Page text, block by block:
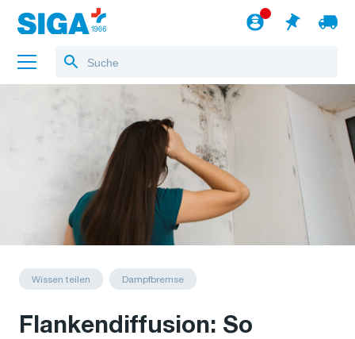
Referenzen
Wissen teilen Dampfbremse
Flankendiffusion: So